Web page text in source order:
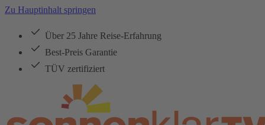
Zu Hauptinhalt springen
Über 25 Jahre Reise-Erfahrung
Best-Preis Garantie
TÜV zertifiziert